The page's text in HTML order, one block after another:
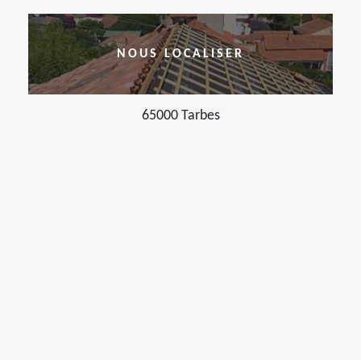
NOUS LOCALISER
65000 Tarbes